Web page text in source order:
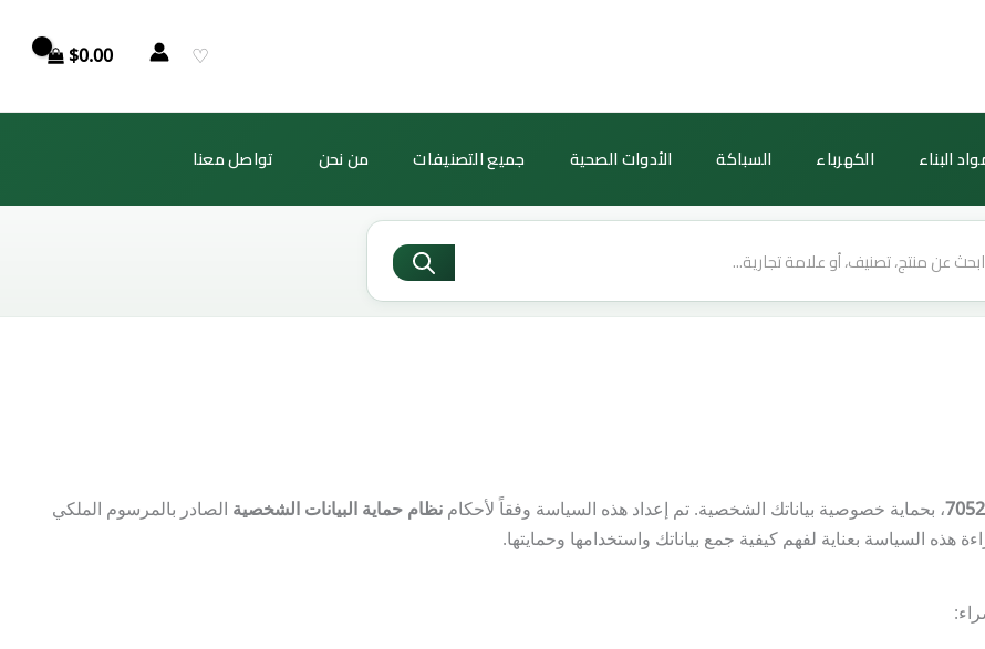
♡
$0.00
البناء الكهرباء السباكة الأدوات الصحية جميع التصنيفات من نحن تواصل معنا
، بحماية خصوصية بياناتك الشخصية. تم إعداد هذه السياسة وفقاً لأحكام نظام حماية البيانات الشخصية الصادر بالمرسوم الملكي